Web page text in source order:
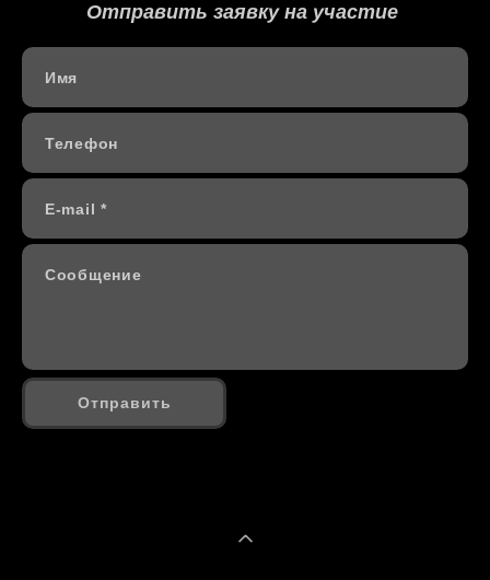
Отправить заявку на участие
Имя
Телефон
E-mail *
Сообщение
Отправить